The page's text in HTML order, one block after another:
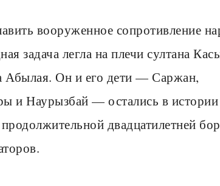
вооруженное сопротивление
задача легла на плечи султана
Абылая. Он и его дети — Саржан,
и Наурызбай — остались в истории
двадцатилетней